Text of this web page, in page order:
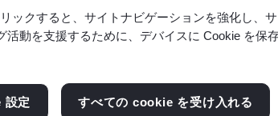
保するために、信頼の文化を創造し
ックすると、サイトナビゲーションを強化し、
動を支援するために、デバイスに Cookie を保
設定 すべての cookie を受け入れる